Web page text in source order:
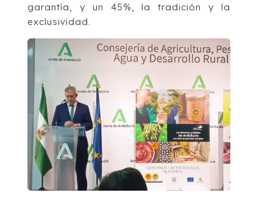
garantía, y un 45%, la tradición y la
exclusividad.